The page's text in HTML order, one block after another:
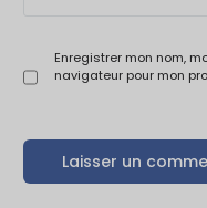
Enregistrer mon nom,
navigateur pour mon